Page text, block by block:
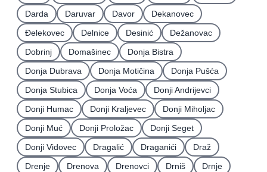
Darda
Daruvar Davor
Dekanovec
Ðelekovec
Delnice Desinić
Dežanovac
Dobrinj
Domašinec
Donja Bistra
Donja Dubrava
Donja Motičina
Donja Pušća
Donja Stubica
Donja Voća
Donji Andrijevci
Donji Humac
Donji Kraljevec
Donji Miholjac
Donji Muć
Donji Proložac
Donji Seget
Donji Vidovec
Dragalić Draganići
Draž
Drenje
Drenova Drenovci Drniš
Drnje